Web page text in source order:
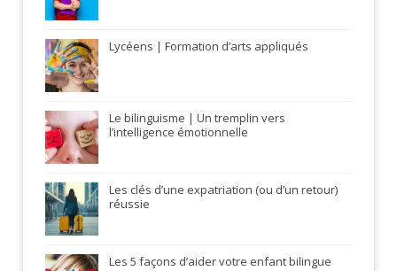
Lycéens | Formation d’arts appliqués
Le bilinguisme | Un tremplin vers
l’intelligence émotionnelle
Les clés d’une expatriation (ou d’un retour)
réussie
Les 5 façons d’aider votre enfant bilingue